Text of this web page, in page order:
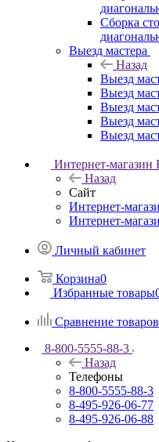
Сборка
Выезд мастера
Назад
Выезд
Выезд
Выезд
Выезд
Выезд
Интернет-
Назад
Сайт
Интернет-
Интернет-
Личный кабинет
Корзина0
Избранные товары
Сравнение товаров
8-800-5555-88-3
Назад
Телефоны
8-800-5555-88-3
8-495-926-06-77
8-495-926-06-88